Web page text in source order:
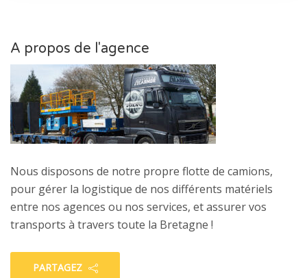
A propos de l'agence
Nous disposons de notre propre flotte de camions,
pour gérer la logistique de nos différents matériels
entre nos agences ou nos services, et assurer vos
transports à travers toute la Bretagne !
PARTAGEZ